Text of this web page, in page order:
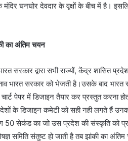
मंदिर घनघोर देवदार के वृक्षों के बीच में है।
का अंतिम चयन
सरकार द्वारा सभी राज्यों, केंद्र शासित
भारत सरकार को भेजती है।उसके बाद भारत
पेपर में डिजाइन तैयार कर प्रस्तुत करना
के डिजाइन कमेटी को सही नही लगते हैं
50 सेकंड का जो उस प्रदेश की संस्कृति को
समिति संतुष्ट हो जाती है तब झांकी का